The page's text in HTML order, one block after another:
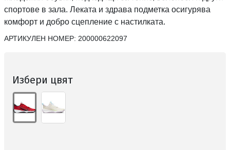
спортове в зала. Леката и здрава подметка осигурява
комфорт и добро сцепление с настилката.
АРТИКУЛЕН НОМЕР: 200000622097
Избери цвят